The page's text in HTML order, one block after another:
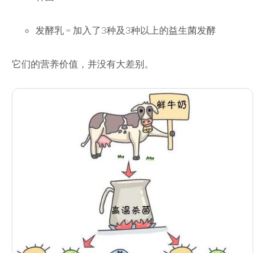
发酵乳 = 加入了3种及3种以上的益生菌发酵
它们的营养价值，并没有大差别。